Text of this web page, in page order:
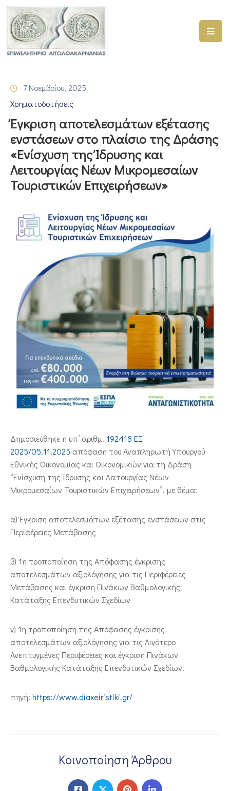
ΑΡΧΙΚΗ
ΓΕΜΗ
–
ΠΡΟΓΡΑΜΜΑΤΑ
ΕΠΙΜΕΛΗΤΗΡΙΟΥ
ΣΥΜΜΕΤΟΧΗ
ΣΕ
ΕΠΙΚΑΙΡΟΤΗΤΑ
7 Νοεμβρίου, 2025
Χρηματοδοτήσεις
Έγκριση αποτελεσμάτων εξέτασης
ενστάσεων στο πλαίσιο της Δράσης
«Ενίσχυση της Ίδρυσης και
Λειτουργίας Νέων Μικρομεσαίων
Τουριστικών Επιχειρήσεων»
Δημοσιεύθηκε η υπ’ αριθμ. 192418 ΕΞ
2025/05.11.2025 απόφαση του Αναπληρωτή Υπουργού
Εθνικής Οικονομίας και Οικονομικών για τη Δράση
“Ενίσχυση της Ίδρυσης και Λειτουργίας Νέων
Μικρομεσαίων Τουριστικών Επιχειρήσεων”, με θέμα:
α) Έγκριση αποτελεσμάτων εξέτασης ενστάσεων στις
Περιφέρειες Μετάβασης
β) 1η τροποποίηση της Απόφασης έγκρισης
αποτελεσμάτων αξιολόγησης για τις Περιφέρειες
Μετάβασης και έγκριση Πινάκων Βαθμολογικής
Κατάταξης Επενδυτικών Σχεδίων
γ) 1η τροποποίηση της Απόφασης έγκρισης
αποτελεσμάτων αξιολόγησης για τις Λιγότερο
Ανεπτυγμένες Περιφέρειες και έγκριση Πινάκων
Βαθμολογικής Κατάταξης Επενδυτικών Σχεδίων.
πηγή: https://www.diaxeiristiki.gr/
Κοινοποίηση Άρθρου